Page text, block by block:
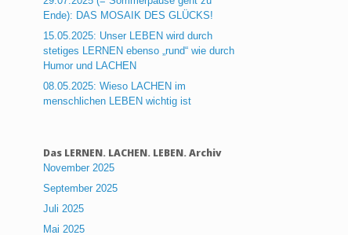
Ende): DAS MOSAIK DES GLÜCKS!
15.05.2025: Unser LEBEN wird durch
stetiges LERNEN ebenso „rund“ wie durch
Humor und LACHEN
08.05.2025: Wieso LACHEN im
menschlichen LEBEN wichtig ist
Das LERNEN. LACHEN. LEBEN. Archiv
November 2025
September 2025
Juli 2025
Mai 2025